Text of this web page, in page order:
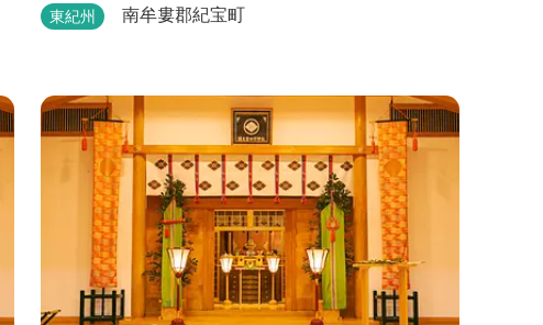
東紀州 南牟婁郡紀宝町